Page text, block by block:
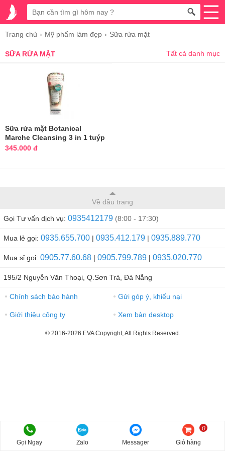
Trang chủ Mỹ phẩm làm đẹp Sữa rửa mặt
SỮA RỬA MẶT Tất cả danh mục
Sữa rửa mặt Botanical
Marche Cleansing 3 in 1 tuýp
120g
345.000 đ
Về đầu trang
Gọi Tư vấn dịch vụ: 0935412179 (8:00 - 17:30)
Mua lẻ gọi: 0935.655.700 | 0935.412.179 | 0935.889.770
Mua sỉ gọi: 0905.77.60.68 | 0905.799.789 | 0935.020.770
195/2 Nguyễn Văn Thoại, Q.Sơn Trà, Đà Nẵng
● Chính sách bảo hành ● Gửi góp ý, khiếu nại
● Giới thiệu công ty ● Xem bản desktop
© 2016-2026 EVA Copyright, All Rights Reserved.
Gọi Ngay Zalo Messager Giỏ hàng
0